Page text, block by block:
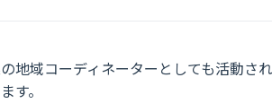
地域コーディネーターとしても活動さ
す。